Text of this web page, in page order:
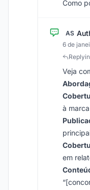
Como
AS
6 de
Veja
à
em